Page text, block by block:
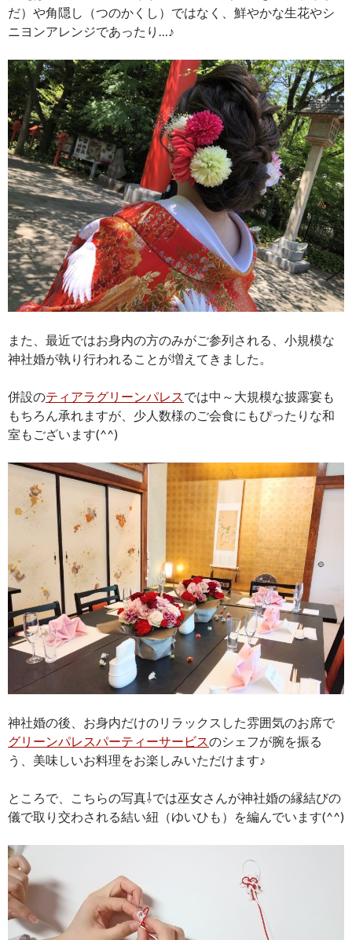
だ）や角隠し（つのかくし）ではなく、鮮やかな生花やシ
ニヨンアレンジであったり…♪
また、最近ではお身内の方のみがご参列される、小規模な
神社婚が執り行われることが増えてきました。
併設のティアラグリーンパレスでは中～大規模な披露宴も
もちろん承れますが、少人数様のご会食にもぴったりな和
室もございます(^^)
神社婚の後、お身内だけのリラックスした雰囲気のお席で
グリーンパレスパーティーサービスのシェフが腕を振る
う、美味しいお料理をお楽しみいただけます♪
ところで、こちらの写真⇩では巫女さんが神社婚の縁結びの
儀で取り交わされる結い紐（ゆいひも）を編んでいます(^^)